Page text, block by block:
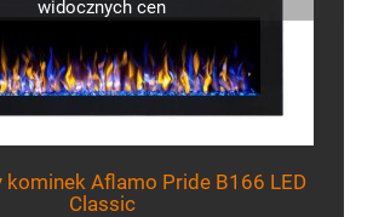
kominek Aflamo Pride B166 LED
Classic
widocznych cen